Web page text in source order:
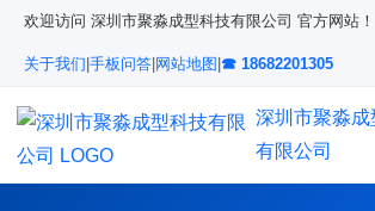
欢迎访问 深圳市聚淼成型科技有限公司 官方网站！
关于我们 手板问答 网站地图 ☎ 18682201305
深圳市聚淼成
有限公司